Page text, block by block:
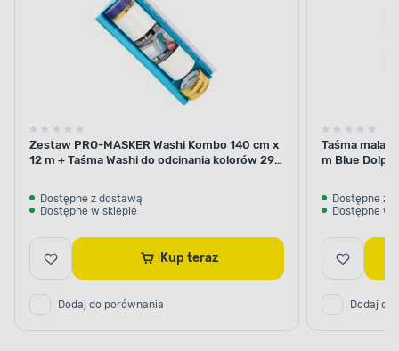
Zestaw PRO-MASKER Washi Kombo 140 cm x
12 m + Taśma Washi do odcinania kolorów 29
Dostępne z dostawą
Dostępne w sklepie
Kup teraz
Dodaj do porównania
Taśma
m Blue
Dostępne z
Dostępne w
Dodaj do